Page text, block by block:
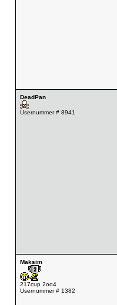
DeadPan
Usernummer # 8941
Maksim
217cup 2oo4
Usernummer # 1382